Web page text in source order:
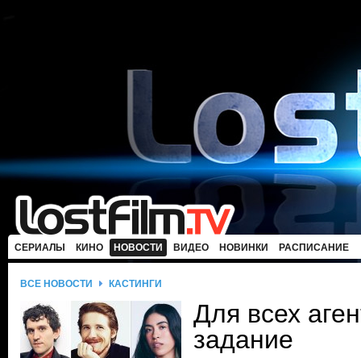
СЕРИАЛЫ КИНО НОВОСТИ ВИДЕО НОВИНКИ РАСПИСАНИЕ
ВСЕ НОВОСТИ КАСТИНГИ
Для всех
задание